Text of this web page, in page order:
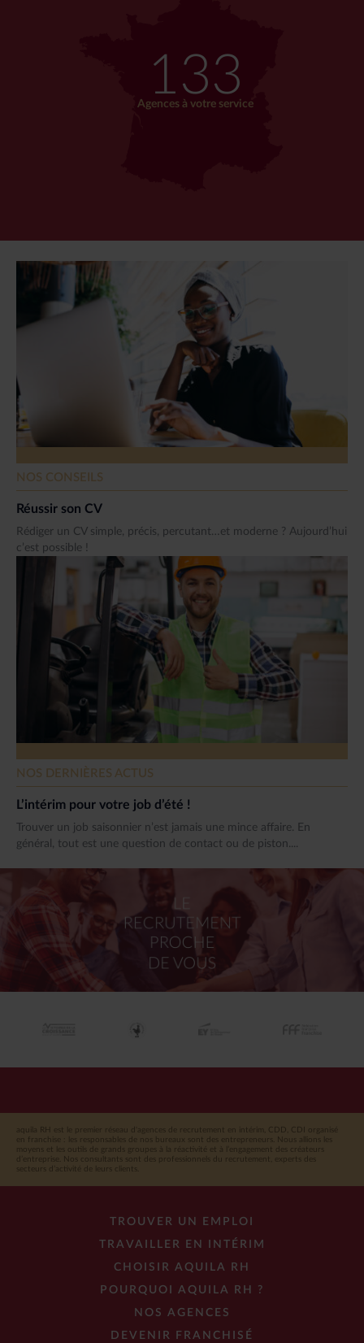
133
Agences à votre service
NOS CONSEILS
Réussir son CV
Rédiger un CV simple, précis, percutant…et moderne ? Aujourd’hui
c’est possible !
NOS DERNIÈRES ACTUS
L’intérim pour votre job d’été !
Trouver un job saisonnier n’est jamais une mince affaire. En
général, tout est une question de contact ou de piston....
aquila RH est le premier réseau d'agences de recrutement en intérim, CDD, CDI organisé
en franchise : les responsables de nos bureaux sont des entrepreneurs. Nous allions les
moyens et les outils de grands groupes à la réactivité et à l’engagement des créateurs
d’entreprise. Nos consultants sont des professionnels du recrutement, experts des
secteurs d’activité de leurs clients.
TROUVER UN EMPLOI
TRAVAILLER EN INTÉRIM
CHOISIR AQUILA RH
POURQUOI AQUILA RH ?
NOS AGENCES
DEVENIR FRANCHISÉ